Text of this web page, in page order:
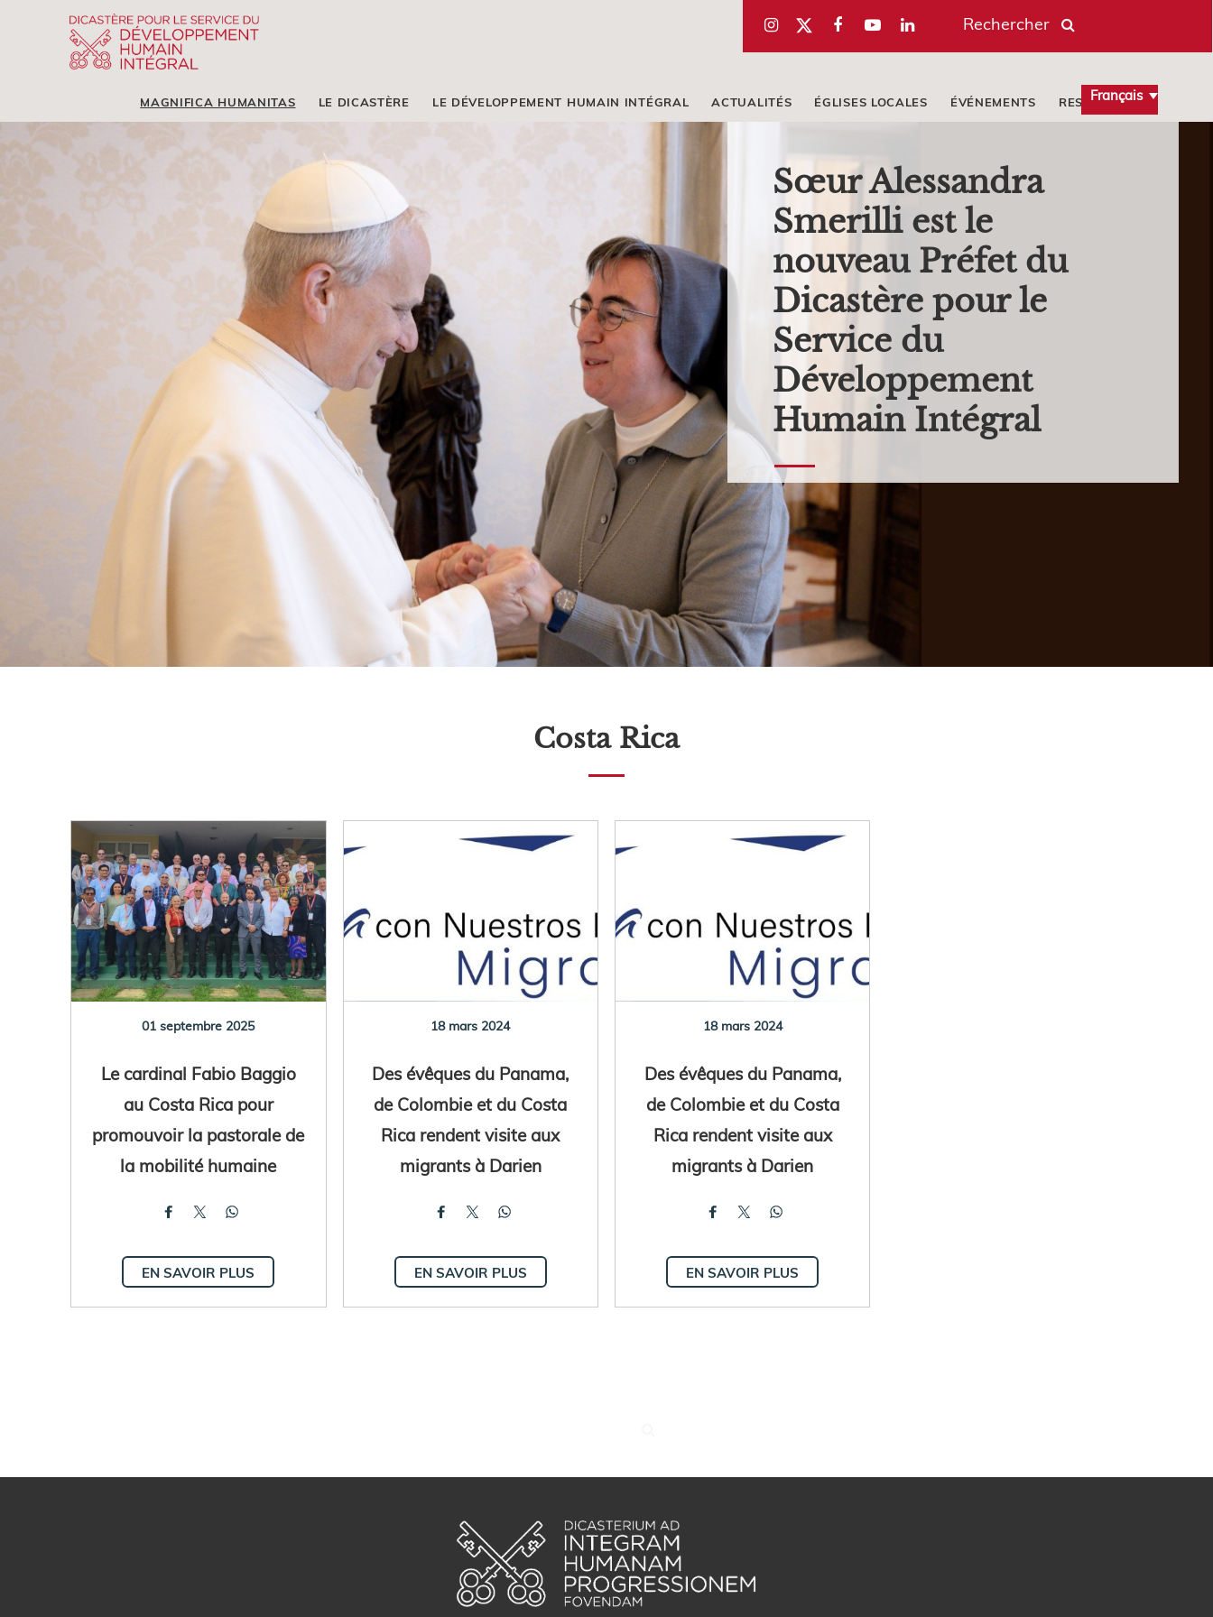
Rechercher
Français
MAGNIFICA HUMANITAS LE DICASTÈRE LE DÉVELOPPEMENT HUMAIN INTÉGRAL ACTUALITÉS ÉGLISES LOCALES ÉVÉNEMENTS RESSOURCES
Sœur Alessandra
Smerilli est le
nouveau Préfet du
Dicastère pour le
Service du
Développement
Humain Intégral
Costa Rica
01 septembre 2025
Le cardinal Fabio Baggio
au Costa Rica pour
promouvoir la pastorale de
la mobilité humaine
EN SAVOIR PLUS
18 mars 2024
Des évêques du Panama,
de Colombie et du Costa
Rica rendent visite aux
migrants à Darien
EN SAVOIR PLUS
18 mars 2024
Des évêques du Panama,
de Colombie et du Costa
Rica rendent visite aux
migrants à Darien
EN SAVOIR PLUS